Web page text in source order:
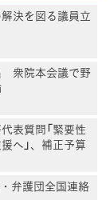
決を図る議員立
衆院本会議で野
表質問「緊要性
へ」、補正予算
く追及
弁護団全国連絡